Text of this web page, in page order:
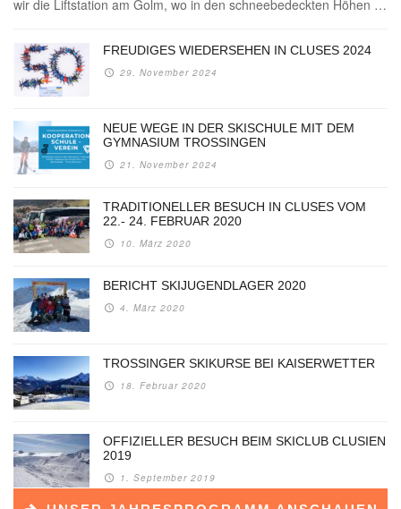
wir die Liftstation am Golm, wo in den schneebedeckten Höhen …
FREUDIGES WIEDERSEHEN IN CLUSES 2024
29. November 2024
NEUE WEGE IN DER SKISCHULE MIT DEM
GYMNASIUM TROSSINGEN
21. November 2024
TRADITIONELLER BESUCH IN CLUSES VOM
22.- 24. FEBRUAR 2020
10. März 2020
BERICHT SKIJUGENDLAGER 2020
4. März 2020
TROSSINGER SKIKURSE BEI KAISERWETTER
18. Februar 2020
OFFIZIELLER BESUCH BEIM SKICLUB CLUSIEN
2019
1. September 2019